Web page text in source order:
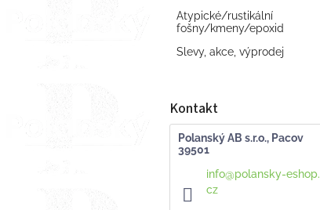
Atypické/rustikální
fošny/kmeny/epoxid
Slevy, akce, výprodej
Kontakt
Polanský AB s.r.o., Pacov
39501
info@polansky-eshop.
cz